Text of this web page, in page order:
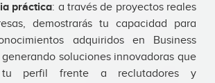
práctica: a través de proyectos reales
demostrarás tu capacidad para
adquiridos en Business
soluciones innovadoras que
tu perfil frente a reclutadores y